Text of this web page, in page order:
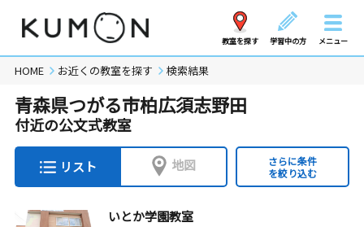
教室を探す 学習中の方 メニュー
HOME お近くの教室を探す 検索結果
青森県つがる市柏広須志野田
付近の公文式教室
リスト 地図
さらに条件
を絞り込む
いとか学園教室